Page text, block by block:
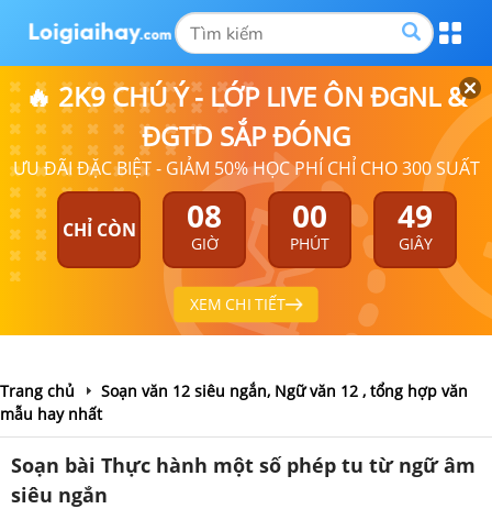
🔥 2K9 CHÚ Ý - LỚP LIVE ÔN ĐGNL &
ĐGTD SẮP ĐÓNG
ƯU ĐÃI ĐẶC BIỆT - GIẢM 50% HỌC PHÍ CHỈ CHO 300 SUẤT
CHỈ CÒN 08
GIỜ
00
PHÚT
49
GIÂY
XEM CHI TIẾT
Trang chủ
Soạn văn 12 siêu ngắn, Ngữ văn 12 , tổng hợp văn
mẫu hay nhất
Soạn bài Thực hành một số phép tu từ ngữ âm
siêu ngắn